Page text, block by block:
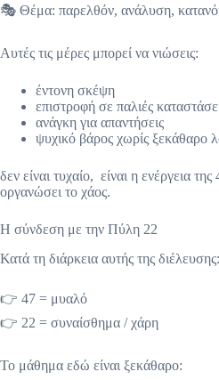
🎭 Θέμα: παρελθόν, ανάλυση,
Αυτές τις μέρες μπορεί να νιώσεις:
έντονη σκέψη
επιστροφή σε παλιές
ανάγκη για απαντήσεις
ψυχικό βάρος χωρίς ξεκάθαρο
δεν είναι τυχαίο, είναι η ενέργεια
οργανώσει το χάος.
Η σύνδεση με την Πύλη 22
Κατά τη διάρκεια αυτής της διέλευσης:
👉 47 = μυαλό
👉 22 = συναίσθημα / χάρη
Το μάθημα εδώ είναι ξεκάθαρο: